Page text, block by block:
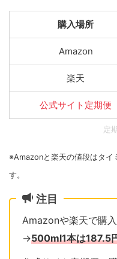
購入場所
Amazon
楽天
公式サイト定期便
定
※Amazonと楽天の値段はタイ
す。
注目
Amazonや楽天で購
→500ml1本は187.5